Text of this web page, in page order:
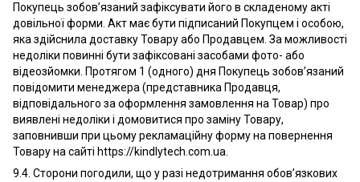
Покупець зобов’язаний зафіксувати його в складеному акті
довільної форми. Акт має бути підписаний Покупцем і особою,
яка здійснила доставку Товару або Продавцем. За можливості
недоліки повинні бути зафіксовані засобами фото- або
відеозйомки. Протягом 1 (одного) дня Покупець зобов’язаний
повідомити менеджера (представника Продавця,
відповідального за оформлення замовлення на Товар) про
виявлені недоліки і домовитися про заміну Товару,
заповнивши при цьому рекламаційну форму на повернення
Товару на сайті https://kindlytech.com.ua.
9.4. Сторони погодили, що у разі недотримання обов’язкових